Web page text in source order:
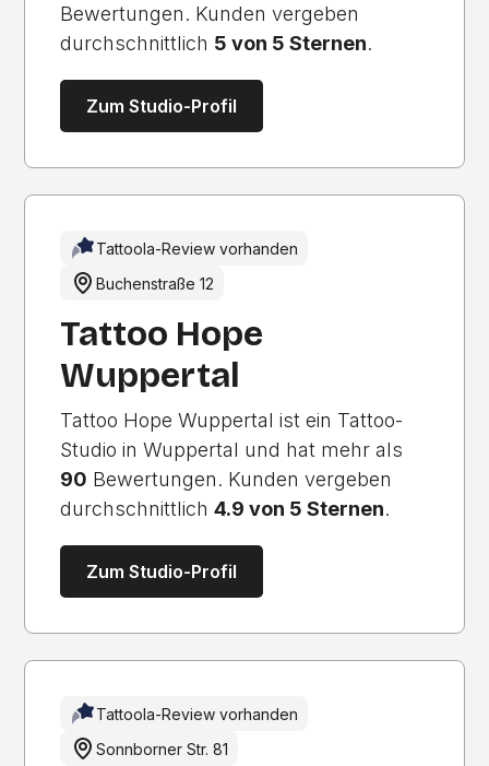
Bewertungen. Kunden vergeben
durchschnittlich 5 von 5 Sternen.
Zum Studio-Profil
Tattoola-Review vorhanden
Buchenstraße 12
Tattoo Hope
Wuppertal
Tattoo Hope Wuppertal ist ein Tattoo-
Studio in Wuppertal und hat mehr als
90 Bewertungen. Kunden vergeben
durchschnittlich4.9 von 5 Sternen.
Zum Studio-Profil
Tattoola-Review vorhanden
Sonnborner Str. 81